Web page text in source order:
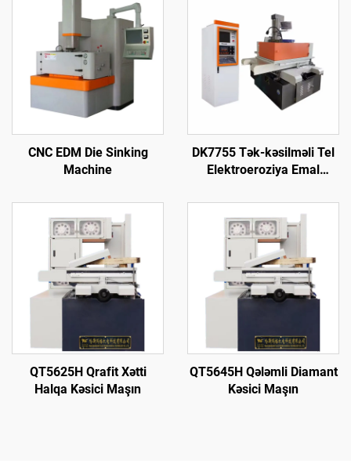
CNC EDM Die Sinking
Machine
DK7755 Tək-kəsilməli Tel
Elektroeroziya Emal
QT5625H Qrafit Xətti
Halqa Kəsici Maşın
QT5645H Qələmli Diamant
Kəsici Maşın